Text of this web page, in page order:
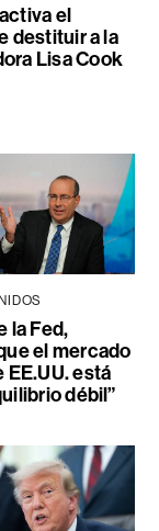
el
destituir a la
Lisa Cook
la Fed,
el mercado
EE.UU. está
débil”